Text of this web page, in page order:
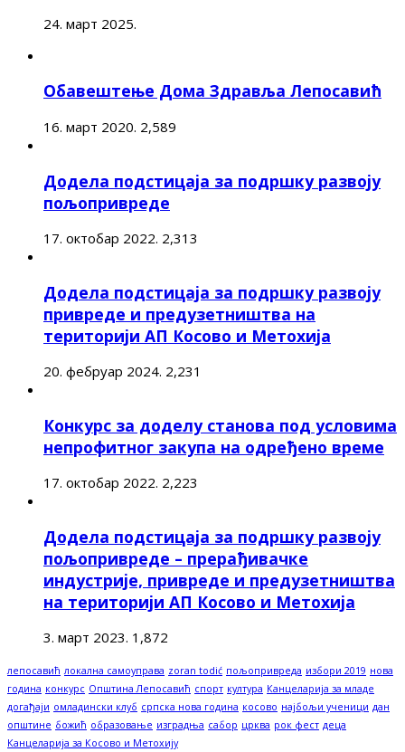
24. март 2025.
Обавештење Дома Здравља Лепосавић
16. март 2020. 2,589
Додела подстицаја за подршку развоју
пољопривреде
17. октобар 2022. 2,313
Додела подстицаја за подршку развоју
привреде и предузетништва на
територији АП Косово и Метохија
20. фебруар 2024. 2,231
Конкурс за доделу станова под условима
непрофитног закупа на одређено време
17. октобар 2022. 2,223
Додела подстицаја за подршку развоју
пољопривреде – прерађивачке
индустрије, привреде и предузетништва
на територији АП Косово и Метохија
3. март 2023. 1,872
лепосавић локална самоуправа zoran todić пољопривреда избори 2019 нова
година конкурс Општина Лепосавић спорт култура Канцеларија за младе
догађаји омладински клуб српска нова година косово најбољи ученици дан
општине божић образовање изградња сабор црква рок фест деца
Канцеларија за Косово и Метохију